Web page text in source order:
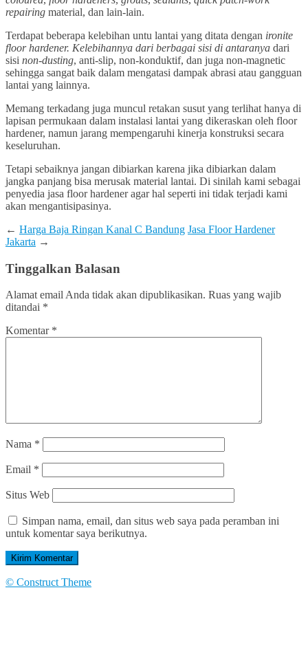
repairing material, dan lain-lain.
Terdapat beberapa kelebihan untu lantai yang ditata dengan ironite
floor hardener. Kelebihannya dari berbagai sisi di antaranya dari
sisi non-dusting, anti-slip, non-konduktif, dan juga non-magnetic
sehingga sangat baik dalam mengatasi dampak abrasi atau gangguan
lantai yang lainnya.
Memang terkadang juga muncul retakan susut yang terlihat hanya di
lapisan permukaan dalam instalasi lantai yang dikeraskan oleh floor
hardener, namun jarang mempengaruhi kinerja konstruksi secara
keseluruhan.
Tetapi sebaiknya jangan dibiarkan karena jika dibiarkan dalam
jangka panjang bisa merusak material lantai. Di sinilah kami sebagai
penyedia jasa floor hardener agar hal seperti ini tidak terjadi kami
akan mengantisipasinya.
← Harga Baja Ringan Kanal C Bandung Jasa Floor Hardener
Jakarta →
Tinggalkan Balasan
Alamat email Anda tidak akan dipublikasikan. Ruas yang wajib
ditandai *
Komentar *
Nama *
Email *
Situs Web
Simpan nama, email, dan situs web saya pada peramban ini
untuk komentar saya berikutnya.
© Construct Theme